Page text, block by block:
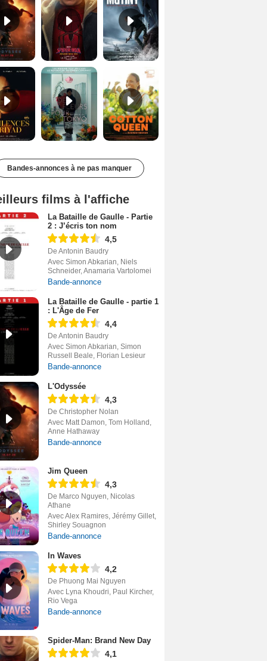
Les Silences de Riyad Bande-annonce VO STFR Cotton Queen Bande-annonce VO STFR
Bandes-annonces à ne pas manquer
films à l'affiche
La Bataille de Gaulle - Partie
2 : J’écris ton nom
4,5
De Antonin Baudry
Avec Simon Abkarian, Niels
Schneider, Anamaria Vartolomei
Bande-annonce
La Bataille de Gaulle - partie 1
: L'Âge de Fer
4,4
De Antonin Baudry
Avec Simon Abkarian, Simon
Russell Beale, Florian Lesieur
Bande-annonce
L'Odyssée
4,3
De Christopher Nolan
Avec Matt Damon, Tom Holland,
Anne Hathaway
Bande-annonce
Jim Queen
4,3
De Marco Nguyen, Nicolas
Athane
Avec Alex Ramires, Jérémy Gillet,
Shirley Souagnon
Bande-annonce
In Waves
4,2
De Phuong Mai Nguyen
Avec Lyna Khoudri, Paul Kircher,
Rio Vega
Bande-annonce
Spider-Man: Brand New Day
4,1